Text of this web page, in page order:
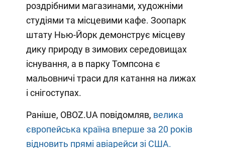
роздрібними магазинами, художніми
студіями та місцевими кафе. Зоопарк
штату Нью-Йорк демонструє місцеву
дику природу в зимових середовищах
існування, а в парку Томпсона є
мальовничі траси для катання на лижах
і снігоступах.
Раніше, OBOZ.UA повідомляв, велика
європейська країна вперше за 20 років
відновить прямі авіарейси зі США.